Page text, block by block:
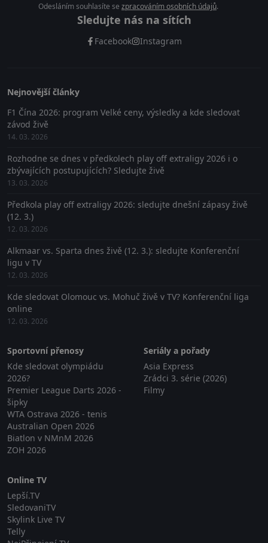
Odesláním souhlasíte se zpracováním osobních údajů.
Sledujte nás na sítích
Facebook Instagram
Nejnovější články
F1 Čína 2026: program Velké ceny, výsledky a kde sledovat
závod živě
14. 03. 2026
Rozhodne se dnes v předkolech play off extraligy 2026 i o
zbývajících postupujících? Sledujte živě
13. 03. 2026
Předkola play off extraligy 2026: sledujte dnešní zápasy živě
(12. 3.)
12. 03. 2026
Alkmaar vs. Sparta dnes živě (12. 3.): sledujte Konferenční
ligu v TV
12. 03. 2026
Kde sledovat Olomouc vs. Mohuč živě v TV? Konferenční liga
online
12. 03. 2026
Sportovní přenosy
Kde sledovat olympiádu
2026?
Premier League Darts 2026 -
šipky
WTA Ostrava 2026 - tenis
Australian Open 2026
Biatlon v NMnM 2026
ZOH 2026
Seriály a pořady
Asia Express
Zrádci 3. série (2026)
Filmy
Online TV
Lepší.TV
SledovaniTV
Skylink Live TV
Telly